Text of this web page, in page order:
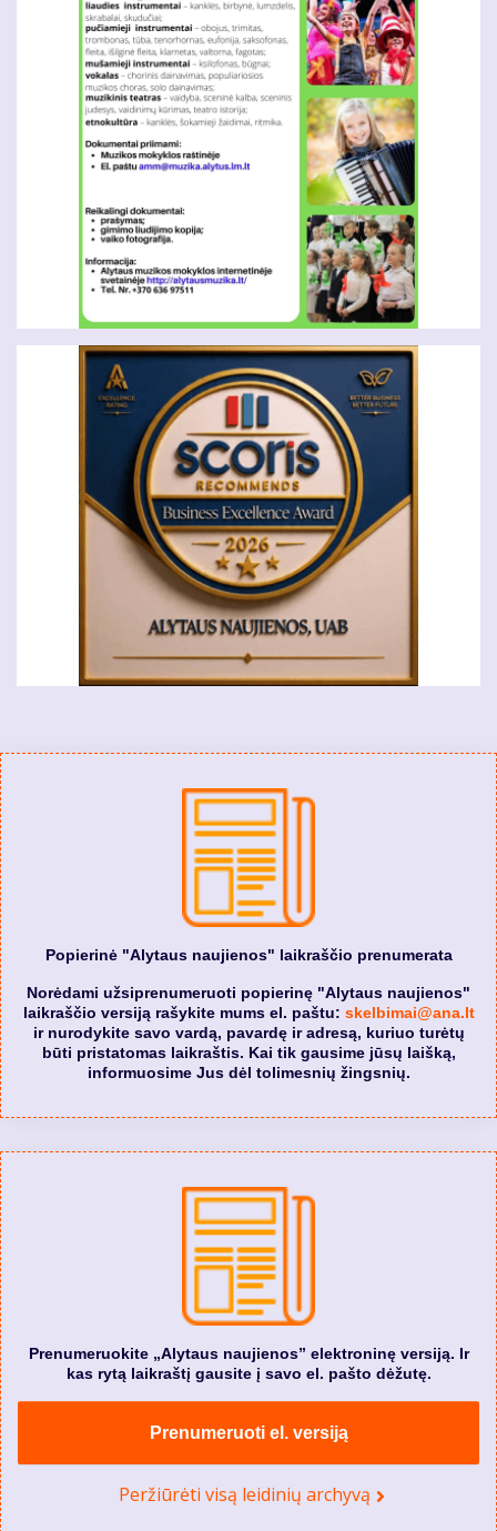
Popierinė "Alytaus naujienos" laikraščio prenumerata
Norėdami užsiprenumeruoti popierinę "Alytaus naujienos"
laikraščio versiją rašykite mums el. paštu: skelbimai@ana.lt
ir nurodykite savo vardą, pavardę ir adresą, kuriuo turėtų
būti pristatomas laikraštis. Kai tik gausime jūsų laišką,
informuosime Jus dėl tolimesnių žingsnių.
Prenumeruokite „Alytaus naujienos” elektroninę versiją. Ir
kas rytą laikraštį gausite į savo el. pašto dėžutę.
Prenumeruoti el. versiją
Peržiūrėti visą leidinių archyvą